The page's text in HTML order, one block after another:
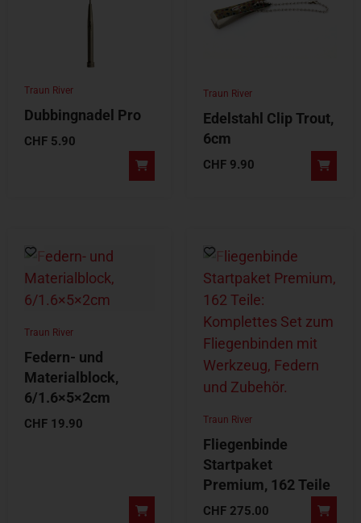
Traun River
Dubbingnadel Pro
CHF 5.90
Traun River
Edelstahl Clip Trout,
6cm
CHF 9.90
Traun River
Federn- und
Materialblock,
6/1.6×5×2cm
CHF 19.90 Traun River
Fliegenbinde
Startpaket
Premium, 162 Teile
CHF 275.00